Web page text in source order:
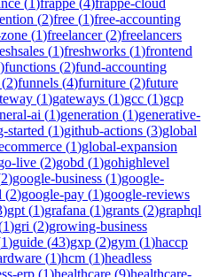
(2)free (1)free-accounting
(1)freelancer(2)freelancers
(1)freshworks (1)frontend
)functions (2)fund-accounting
2)funnels (4)furniture (2)future
(1)gateways (1)gcc (1)gcp
ai (1)generation (1)generative-
started (1)github-actions (3)global
(1)global-expansion
live (2)gobd (1)gohighlevel
2)google-business (1)google-
(2)google-pay (1)google-reviews
)gpt (1)grafana (1)grants (2)graphql
1)gri (2)growing-business
1)guide (43)gxp (2)gym (1)haccp
(1)hcm (1)headless
erp (1)healthcare (9)healthcare-